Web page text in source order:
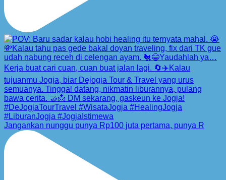
Jangankan nunggu punya Rp100 juta pertama, punya R